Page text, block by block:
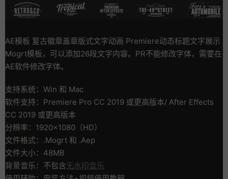
AE模板 复古徽章盖章版式文字动画 Premiere动态标题文字展示
Mogrt模板，可以添加26段文字内容。PR不能修改字体，需要在
AE软件修改字体。
支持系统：Win 和 Mac
软件支持：Premiere Pro CC 2019 或更高版本/ After Effects
CC 2019 或更高版本
分辨率：1920×1080（HD）
文件格式：.Mogrt 和 .Aep
文件大小：48MB
背景音乐：不包含无水印音乐